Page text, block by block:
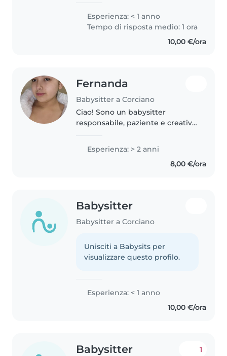
bambini Da sempre mi trovo
molto bene con loro, sono molto
creativa e adoro trovare..
Esperienza: < 1 anno
Tempo di risposta medio: 1 ora
10,00 €/ora
Fernanda
Babysitter a Corciano
Ciao! Sono un babysitter
responsabile, paziente e creativo
occupo di bambini di tutte le età
e mi piace disegnare, leggere e
fare lavoretti. Sono disponibile..
Esperienza: > 2 anni
8,00 €/ora
Babysitter
Babysitter a Corciano
Unisciti a Babysits per
visualizzare questo profilo.
Esperienza: < 1 anno
10,00 €/ora
Babysitter 1